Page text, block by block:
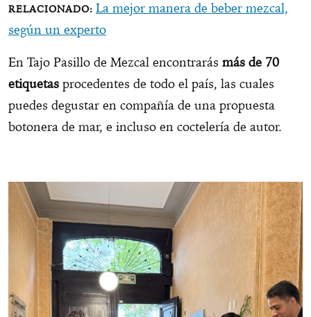
La mejor manera de beber mezcal,
según un experto
En Tajo Pasillo de Mezcal encontrarás más de 70
etiquetas procedentes de todo el país, las cuales
puedes degustar en compañía de una propuesta
botonera de mar, e incluso en coctelería de autor.